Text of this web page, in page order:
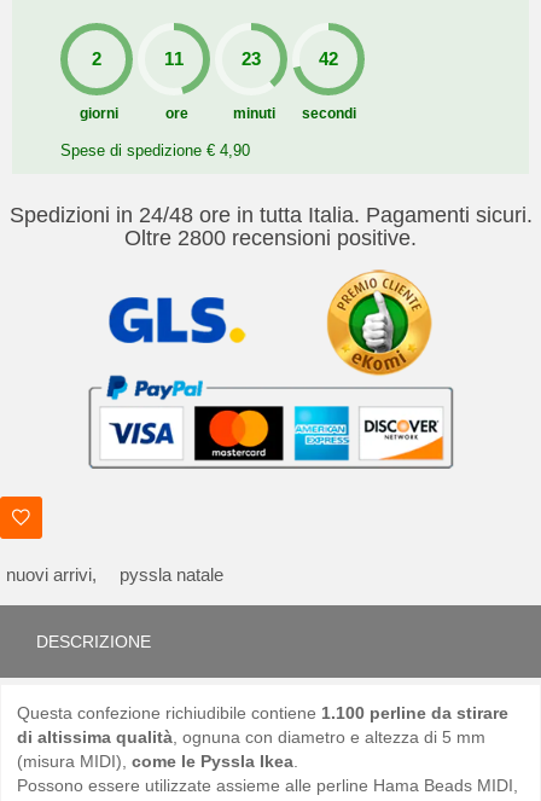
giorni ore minuti secondi
Spese di spedizione € 4,90
Spedizioni in 24/48 ore in tutta Italia. Pagamenti sicuri.
Oltre 2800 recensioni positive.
nuovi arrivi, pyssla natale
DESCRIZIONE
Questa confezione richiudibile contiene 1.100 perline da stirare
di altissima qualità, ognuna con diametro e altezza di 5 mm
(misura MIDI),come le Pyssla Ikea.
Possono essere utilizzate assieme alle perline Hama Beads MIDI,